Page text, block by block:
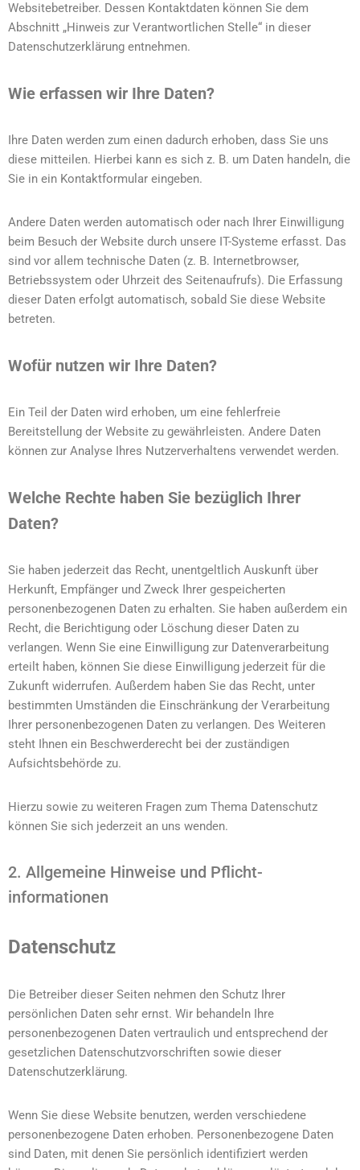
Websitebetreiber. Dessen Kontaktdaten können Sie dem
Abschnitt „Hinweis zur Verantwortlichen Stelle“ in dieser
Datenschutzerklärung entnehmen.
Wie erfassen wir Ihre Daten?
Ihre Daten werden zum einen dadurch erhoben, dass Sie uns
diese mitteilen. Hierbei kann es sich z. B. um Daten handeln, die
Sie in ein Kontaktformular eingeben.
Andere Daten werden automatisch oder nach Ihrer Einwilligung
beim Besuch der Website durch unsere IT-Systeme erfasst. Das
sind vor allem technische Daten (z. B. Internetbrowser,
Betriebssystem oder Uhrzeit des Seitenaufrufs). Die Erfassung
dieser Daten erfolgt automatisch, sobald Sie diese Website
betreten.
Wofür nutzen wir Ihre Daten?
Ein Teil der Daten wird erhoben, um eine fehlerfreie
Bereitstellung der Website zu gewährleisten. Andere Daten
können zur Analyse Ihres Nutzerverhaltens verwendet werden.
Welche Rechte haben Sie bezüglich Ihrer
Daten?
Sie haben jederzeit das Recht, unentgeltlich Auskunft über
Herkunft, Empfänger und Zweck Ihrer gespeicherten
personenbezogenen Daten zu erhalten. Sie haben außerdem ein
Recht, die Berichtigung oder Löschung dieser Daten zu
verlangen. Wenn Sie eine Einwilligung zur Datenverarbeitung
erteilt haben, können Sie diese Einwilligung jederzeit für die
Zukunft widerrufen. Außerdem haben Sie das Recht, unter
bestimmten Umständen die Einschränkung der Verarbeitung
Ihrer personenbezogenen Daten zu verlangen. Des Weiteren
steht Ihnen ein Beschwerderecht bei der zuständigen
Aufsichtsbehörde zu.
Hierzu sowie zu weiteren Fragen zum Thema Datenschutz
können Sie sich jederzeit an uns wenden.
2. Allgemeine Hinweise und Pflicht­
informationen
Datenschutz
Die Betreiber dieser Seiten nehmen den Schutz Ihrer
persönlichen Daten sehr ernst. Wir behandeln Ihre
personenbezogenen Daten vertraulich und entsprechend der
gesetzlichen Datenschutzvorschriften sowie dieser
Datenschutzerklärung.
Wenn Sie diese Website benutzen, werden verschiedene
personenbezogene Daten erhoben. Personenbezogene Daten
sind Daten, mit denen Sie persönlich identifiziert werden